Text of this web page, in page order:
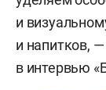
и
и напитков,
в интервью